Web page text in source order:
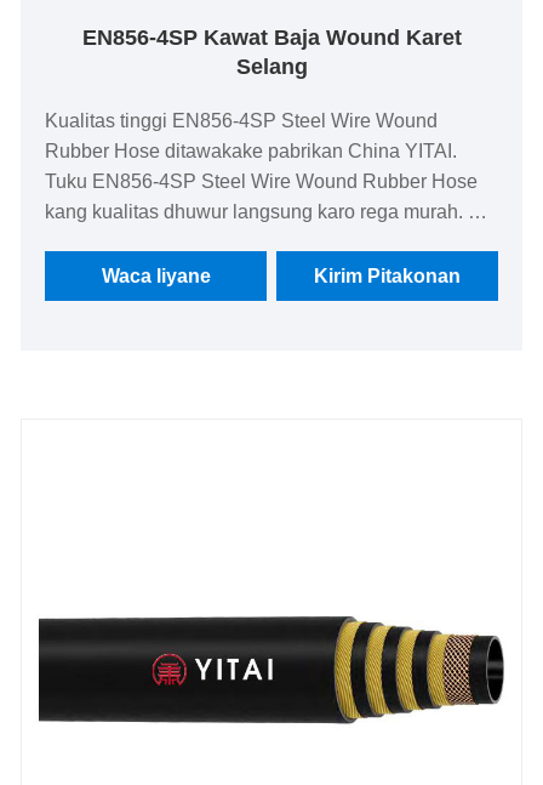
EN856-4SP Kawat Baja Wound Karet
Selang
Kualitas tinggi EN856-4SP Steel Wire Wound
Rubber Hose ditawakake pabrikan China YITAI.
Tuku EN856-4SP Steel Wire Wound Rubber Hose
kang kualitas dhuwur langsung karo rega murah. We
Produk kita duwe kauntungan rega sing apik lan
nutupi sebagian besar pasar Eropa lan Amerika. We
Waca liyane Kirim Pitakonan